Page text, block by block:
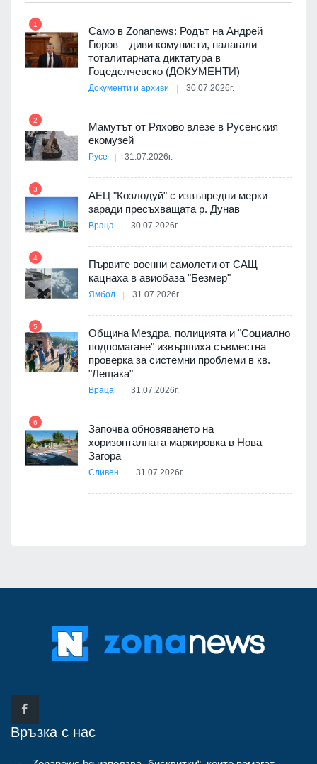
1
Само в Zonanews: Родът на Андрей
Гюров – диви комунисти, налагали
тоталитарната диктатура в
Гоцеделчевско (ДОКУМЕНТИ)
Документи и архиви 30.07.2026г.
2
Мамутът от Ряхово влезе в Русенския
екомузей
Русе 31.07.2026г.
3
АЕЦ "Козлодуй" с извънредни мерки
заради пресъхващата р. Дунав
Враца 30.07.2026г.
4
Първите военни самолети от САЩ
кацнаха в авиобаза "Безмер"
Ямбол 31.07.2026г.
5
Община Мездра, полицията и "Социално
подпомагане" извършиха съвместна
проверка за системни проблеми в кв.
"Лещака"
Враца 31.07.2026г.
6
Започва обновяването на
хоризонталната маркировка в Нова
Загора
Сливен 31.07.2026г.
Връзка с нас